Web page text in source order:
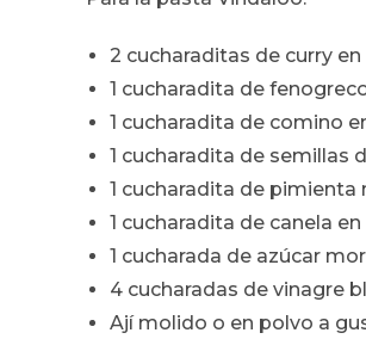
2 cucharaditas de curry
1 cucharadita de
1 cucharadita de comino
1 cucharadita de semillas
1 cucharadita de pimienta
1 cucharadita de canela
1 cucharada de azúcar
4 cucharadas de vinagre
Ají molido o en polvo a